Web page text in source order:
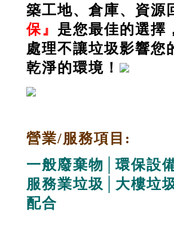
築工地、倉庫、資源
保』 是您最佳的選擇
處理不讓垃圾影響您
乾淨的環境！
營業/服務項目:
一般廢棄物│環保設
服務業垃圾│大樓垃
配合